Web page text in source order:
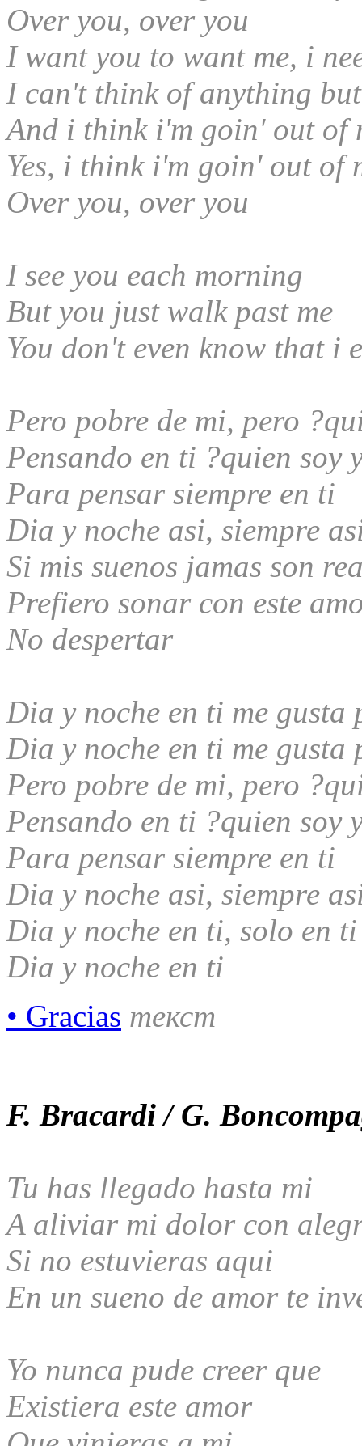
Over you, over you
I want you to want me, i
I can't think of anything
And i think i'm goin' out of
Yes, i think i'm goin' out of
Over you, over you
I see you each morning
But you just walk past me
You don't even know that i
Pero pobre de mi, pero
Pensando en ti ?quien soy
Para pensar siempre en ti
Dia y noche asi, siempre
Si mis suenos jamas son
Prefiero sonar con este
No despertar
Dia y noche en ti me gusta
Dia y noche en ti me gusta
Pero pobre de mi, pero
Pensando en ti ?quien soy
Para pensar siempre en ti
Dia y noche asi, siempre
Dia y noche en ti, solo en ti
Dia y noche en ti
• Gracias текст
F. Bracardi / G.
Tu has llegado hasta mi
A aliviar mi dolor con
Si no estuvieras aqui
En un sueno de amor te
Yo nunca pude creer que
Existiera este amor